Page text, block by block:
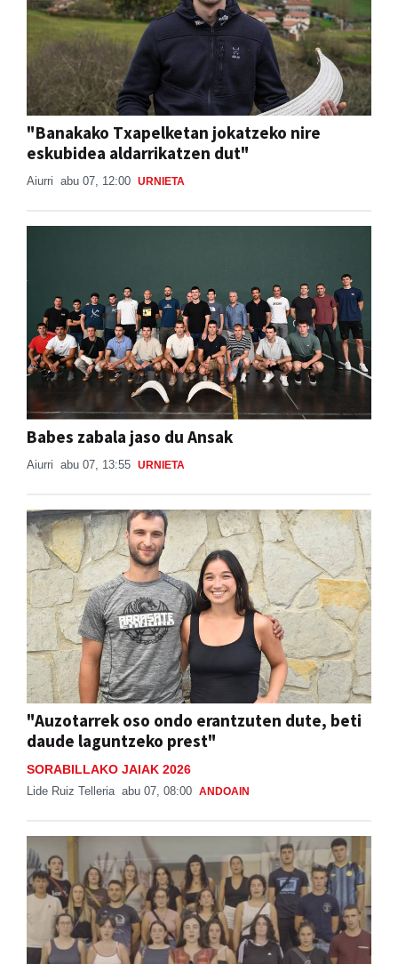
"Banakako Txapelketan jokatzeko nire
eskubidea aldarrikatzen dut"
Aiurri abu 07, 12:00 URNIETA
Babes zabala jaso du Ansak
Aiurri abu 07, 13:55 URNIETA
"Auzotarrek oso ondo erantzuten dute, beti
daude laguntzeko prest"
SORABILLAKO JAIAK 2026
Lide Ruiz Telleria abu 07, 08:00 ANDOAIN